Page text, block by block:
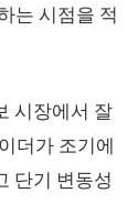
는 시점을 적
시장에서 잘
더가 조기에
단기 변동성